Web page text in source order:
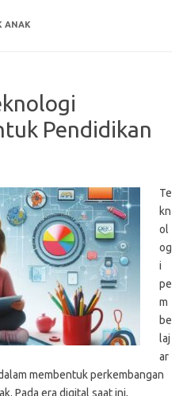
ANAK
Pendidikan
Te
kn
ol
og
i
pe
m
be
laj
ar
membentuk perkembangan
Pada era digital saat ini,